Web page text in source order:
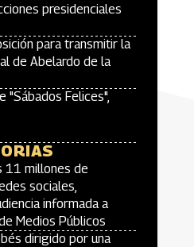
presidenciales
para transmitir la
de Abelardo de la
"Sábados Felices",
11 millones de
sociales,
informada a
Medios Públicos
dirigido por una